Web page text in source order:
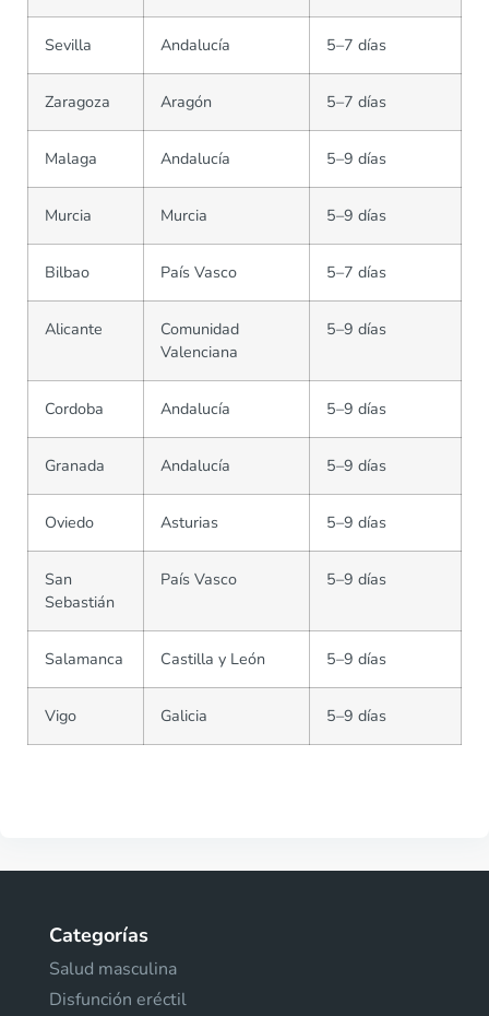
Sevilla Andalucía 5–7 días
Zaragoza Aragón 5–7 días
Malaga Andalucía 5–9 días
Murcia Murcia 5–9 días
Bilbao País Vasco 5–7 días
Alicante
Comunidad
Valenciana
5–9 días
Cordoba Andalucía 5–9 días
Granada Andalucía 5–9 días
Oviedo Asturias 5–9 días
San
Sebastián
País Vasco 5–9 días
Salamanca Castilla y León 5–9 días
Vigo Galicia 5–9 días
Categorías
Salud masculina
Disfunción eréctil